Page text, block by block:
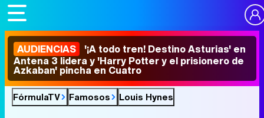
AUDIENCIAS '¡A todo tren! Destino Asturias' en
Antena 3 lidera y 'Harry Potter y el prisionero de
Azkaban' pincha en Cuatro
FórmulaTV Famosos Louis Hynes